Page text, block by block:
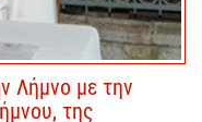
Λήμνο με την
της